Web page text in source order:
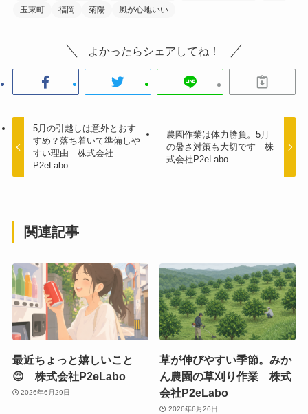
玉東町
福岡 菊陽 風が心地いい
よかったらシェアしてね！
5月の引越しは意外とおす
すめ？落ち着いて準備しや
すい理由 株式会社
P2eLabo
農園作業は体力勝負。5月
の暑さ対策も大切です 株
式会社P2eLabo
関連記事
最近ちょっと嬉しいこと
😌 株式会社P2eLabo
2026年6月29日
草が伸びやすい季節。みか
ん農園の草刈り作業 株式
会社P2eLabo
2026年6月26日